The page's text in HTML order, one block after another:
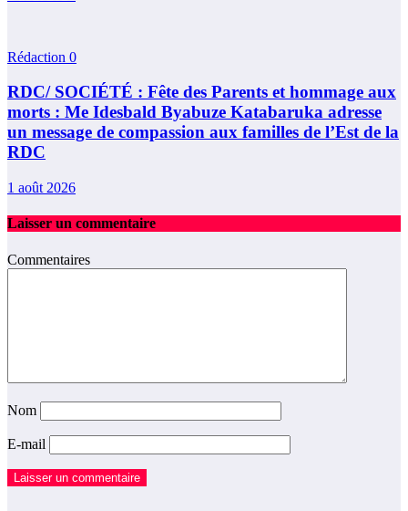
Rédaction 0
RDC/ SOCIÉTÉ : Fête des Parents et hommage aux
morts : Me Idesbald Byabuze Katabaruka adresse
un message de compassion aux familles de l’Est de la
RDC
1 août 2026
Laisser un commentaire
Commentaires
Nom
E-mail